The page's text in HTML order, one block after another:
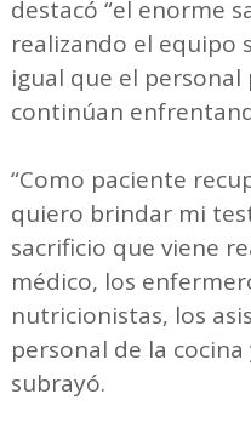
destacó “el enorme
realizando el equipo
igual que el personal
continúan
“Como paciente
quiero brindar mi
sacrificio que viene
médico, los
nutricionistas, los
personal de la cocina
subrayó.